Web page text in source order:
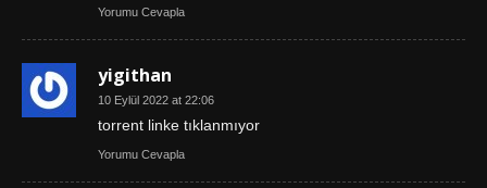
Yorumu Cevapla
yigithan
10 Eylül 2022 at 22:06
torrent linke tıklanmıyor
Yorumu Cevapla